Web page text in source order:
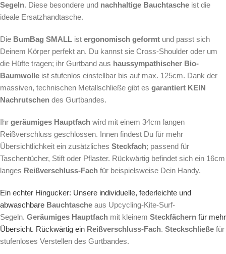
Segeln. Diese besondere und nachhaltige Bauchtasche ist die
ideale Ersatzhandtasche.
Die BumBag SMALL ist ergonomisch geformt und passt sich
Deinem Körper perfekt an. Du kannst sie Cross-Shoulder oder um
die Hüfte tragen; ihr Gurtband aus haussympathischer Bio-
Baumwolle ist stufenlos einstellbar bis auf max. 125cm. Dank der
massiven, technischen Metallschließe gibt es garantiert KEIN
Nachrutschen des Gurtbandes.
Ihr geräumiges Hauptfach wird mit einem 34cm langen
Reißverschluss geschlossen. Innen findest Du für mehr
Übersichtlichkeit ein zusätzliches Steckfach; passend für
Taschentücher, Stift oder Pflaster. Rückwärtig befindet sich ein 16cm
langes Reißverschluss-Fach für beispielsweise Dein Handy.
Ein echter Hingucker: Unsere individuelle, federleichte und
abwaschbare Bauchtasche aus Upcycling-Kite-Surf-
Segeln. Geräumiges Hauptfach mit kleinem Steckfächern für mehr
Übersicht. Rückwärtig ein Reißverschluss-Fach. Steckschließe für
stufenloses Verstellen des Gurtbandes.